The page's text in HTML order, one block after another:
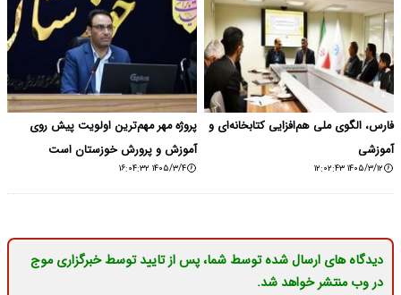
فارس، الگوی ملی هم‌افزایی کتابخانه‌ای و
آموزشی
۱۴۰۵/۳/۱۲ ۱۲:۰۲:۴۳
پروژه مهر مهم‌ترین اولویت پیش روی
آموزش و پرورش خوزستان است
۱۴۰۵/۳/۴ ۱۶:۰۴:۳۲
دیدگاه های ارسال شده توسط شما، پس از تایید توسط خبرگزاری موج
در وب منتشر خواهد شد.